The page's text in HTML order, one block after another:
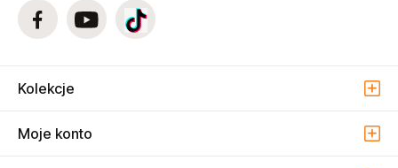
Kolekcje
Moje konto